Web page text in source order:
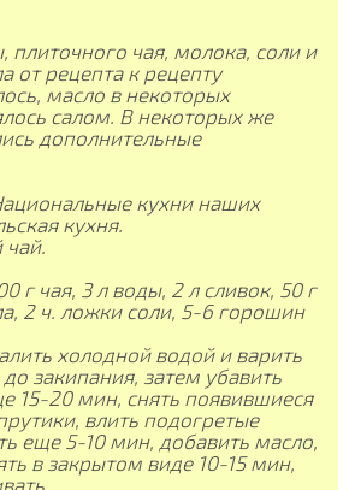
плиточного чая, молока, соли и
от рецепта к рецепту
масло в некоторых
салом. В некоторых же
дополнительные
кухни наших
кухня.
г чая, 3 л воды, 2 л сливок, 50 г
2 ч. ложки соли, 5-6 горошин
холодной водой и варить
закипания, затем убавить
15-20 мин, снять появившиеся
влить подогретые
еще 5-10 мин, добавить масло,
в закрытом виде 10-15 мин,